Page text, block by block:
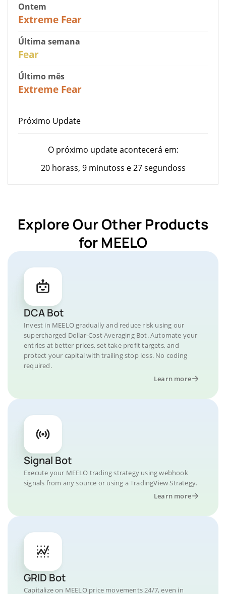
Ontem
Extreme Fear
Última semana
Fear
Último mês
Extreme Fear
Próximo Update
O próximo update acontecerá em:
20 horass, 9 minutoss e 27 segundoss
Explore Our Other Products
for MEELO
DCA Bot
Invest in MEELO gradually and reduce risk using our
supercharged Dollar-Cost Averaging Bot. Automate your
entries at better prices, set take profit targets, and
protect your capital with trailing stop loss. No coding
required.
Learn more
Signal Bot
Execute your MEELO trading strategy using webhook
signals from any source or using a TradingView Strategy.
Learn more
GRID Bot
Capitalize on MEELO price movements 24/7, even in